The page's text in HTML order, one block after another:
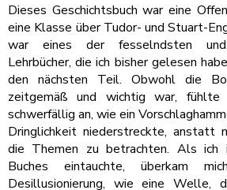
Dieses Geschichtsbuch war eine
eine Klasse über Tudor- und Stuart-
war eines der fesselndsten und
Lehrbücher, die ich bisher gelesen
den nächsten Teil. Obwohl die
zeitgemäß und wichtig war, fühlte
schwerfällig an, wie ein
Dringlichkeit niederstreckte, anstatt
die Themen zu betrachten. Als ich
Buches eintauchte, überkam
Desillusionierung, wie eine Welle,